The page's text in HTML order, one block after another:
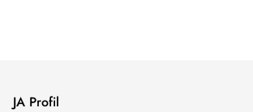
JA Profil